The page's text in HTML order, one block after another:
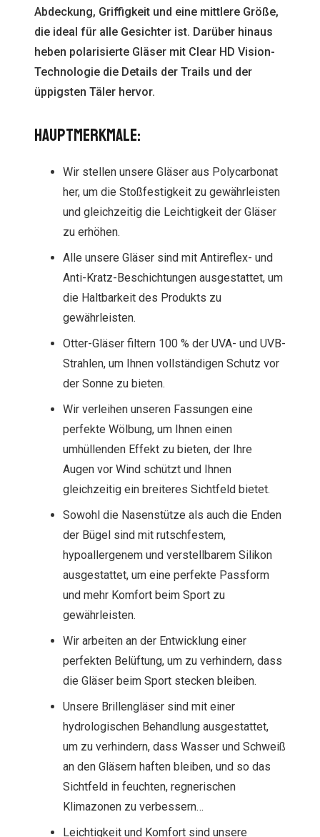
Abdeckung, Griffigkeit und eine mittlere Größe,
die ideal für alle Gesichter ist. Darüber hinaus
heben polarisierte Gläser mit Clear HD Vision-
Technologie die Details der Trails und der
üppigsten Täler hervor.
Hauptmerkmale:
Wir stellen unsere Gläser aus Polycarbonat
her, um die Stoßfestigkeit zu gewährleisten
und gleichzeitig die Leichtigkeit der Gläser
zu erhöhen.
Alle unsere Gläser sind mit Antireflex- und
Anti-Kratz-Beschichtungen ausgestattet, um
die Haltbarkeit des Produkts zu
gewährleisten.
Otter-Gläser filtern 100 % der UVA- und UVB-
Strahlen, um Ihnen vollständigen Schutz vor
der Sonne zu bieten.
Wir verleihen unseren Fassungen eine
perfekte Wölbung, um Ihnen einen
umhüllenden Effekt zu bieten, der Ihre
Augen vor Wind schützt und Ihnen
gleichzeitig ein breiteres Sichtfeld bietet.
Sowohl die Nasenstütze als auch die Enden
der Bügel sind mit rutschfestem,
hypoallergenem und verstellbarem Silikon
ausgestattet, um eine perfekte Passform
und mehr Komfort beim Sport zu
gewährleisten.
Wir arbeiten an der Entwicklung einer
perfekten Belüftung, um zu verhindern, dass
die Gläser beim Sport stecken bleiben.
Unsere Brillengläser sind mit einer
hydrologischen Behandlung ausgestattet,
um zu verhindern, dass Wasser und Schweiß
an den Gläsern haften bleiben, und so das
Sichtfeld in feuchten, regnerischen
Klimazonen zu verbessern…
Leichtigkeit und Komfort sind unsere